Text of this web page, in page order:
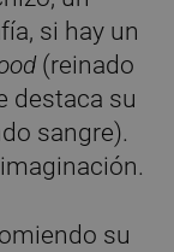
si hay un
(reinado
destaca su
sangre).
su